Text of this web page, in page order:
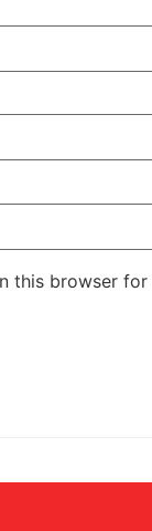
this browser